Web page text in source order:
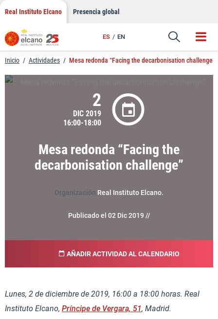
Saltar
contenido
Real Instituto Elcano Presencia global
ES EN
Enlace
Inicio / Actividades / Mesa redonda “Facing the decarbonisation challenge”
Mesa redonda “Facing the
decarbonisation challenge”
2
DIC 2019
16:00-18:00
Organización Real Instituto Elcano.
Publicado el 02 Dic 2019 //
AÑADIR ACTIVIDAD AL CALENDARIO
Lunes, 2 de diciembre de 2019, 16:00 a 18:00 horas. Real
Instituto Elcano, Príncipe de Vergara, 51, Madrid.